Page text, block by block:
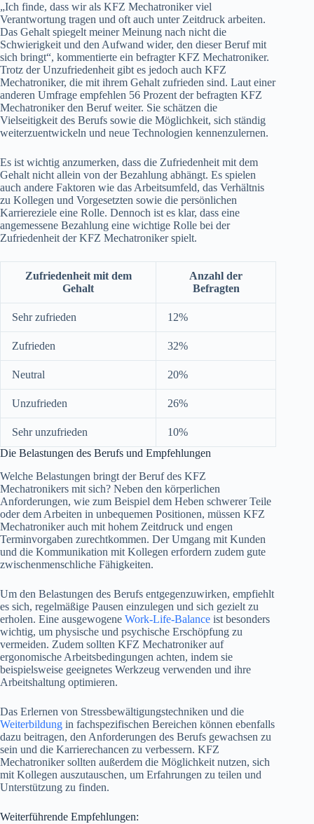
„Ich finde, dass wir als KFZ Mechatroniker viel
Verantwortung tragen und oft auch unter Zeitdruck arbeiten.
Das Gehalt spiegelt meiner Meinung nach nicht die
Schwierigkeit und den Aufwand wider, den dieser Beruf mit
sich bringt“, kommentierte ein befragter KFZ Mechatroniker.
Trotz der Unzufriedenheit gibt es jedoch auch KFZ
Mechatroniker, die mit ihrem Gehalt zufrieden sind. Laut einer
anderen Umfrage empfehlen 56 Prozent der befragten KFZ
Mechatroniker den Beruf weiter. Sie schätzen die
Vielseitigkeit des Berufs sowie die Möglichkeit, sich ständig
weiterzuentwickeln und neue Technologien kennenzulernen.
Es ist wichtig anzumerken, dass die Zufriedenheit mit dem
Gehalt nicht allein von der Bezahlung abhängt. Es spielen
auch andere Faktoren wie das Arbeitsumfeld, das Verhältnis
zu Kollegen und Vorgesetzten sowie die persönlichen
Karriereziele eine Rolle. Dennoch ist es klar, dass eine
angemessene Bezahlung eine wichtige Rolle bei der
Zufriedenheit der KFZ Mechatroniker spielt.
Zufriedenheit mit dem
Gehalt
Anzahl der
Befragten
Sehr zufrieden 12%
Zufrieden 32%
Neutral 20%
Unzufrieden 26%
Sehr unzufrieden
10%
Die Belastungen des Berufs und Empfehlungen
Welche Belastungen bringt der Beruf des KFZ
Mechatronikers mit sich? Neben den körperlichen
Anforderungen, wie zum Beispiel dem Heben schwerer Teile
oder dem Arbeiten in unbequemen Positionen, müssen KFZ
Mechatroniker auch mit hohem Zeitdruck und engen
Terminvorgaben zurechtkommen. Der Umgang mit Kunden
und die Kommunikation mit Kollegen erfordern zudem gute
zwischenmenschliche Fähigkeiten.
Um den Belastungen des Berufs entgegenzuwirken, empfiehlt
es sich, regelmäßige Pausen einzulegen und sich gezielt zu
erholen. Eine ausgewogene Work-Life-Balance ist besonders
wichtig, um physische und psychische Erschöpfung zu
vermeiden. Zudem sollten KFZ Mechatroniker auf
ergonomische Arbeitsbedingungen achten, indem sie
beispielsweise geeignetes Werkzeug verwenden und ihre
Arbeitshaltung optimieren.
Das Erlernen von Stressbewältigungstechniken und die
Weiterbildung in fachspezifischen Bereichen können ebenfalls
dazu beitragen, den Anforderungen des Berufs gewachsen zu
sein und die Karrierechancen zu verbessern. KFZ
Mechatroniker sollten außerdem die Möglichkeit nutzen, sich
mit Kollegen auszutauschen, um Erfahrungen zu teilen und
Unterstützung zu finden.
Weiterführende Empfehlungen: